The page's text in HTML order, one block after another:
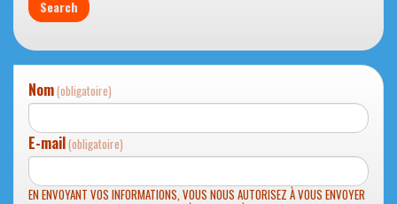
Nom(obligatoire)
E-mail(obligatoire)
EN ENVOYANT VOS INFORMATIONS, VOUS NOUS AUTORISEZ À VOUS ENVOYER